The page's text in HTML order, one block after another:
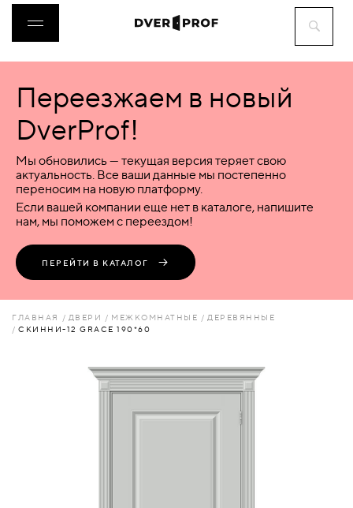
ДВЕРИ
ФУРНИТУРА
ВОРОТА
ПЕРЕГОРОДКИ
КОМПЛЕКТУЮЩИЕ
Переезжаем в новый
DverProf!
Мы обновились — текущая версия теряет свою
актуальность. Все ваши данные мы постепенно
переносим на новую платформу.
Если вашей компании еще нет в каталоге, напишите
нам, мы поможем с переездом!
ПЕРЕЙТИ В КАТАЛОГ
ГЛАВНАЯ ДВЕРИ МЕЖКОМНАТНЫЕ
ДЕРЕВЯННЫЕ
СКИННИ-12 GRACE 190*60